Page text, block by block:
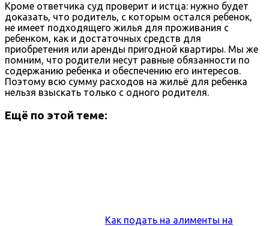
Кроме ответчика суд проверит и истца: нужно будет
доказать, что родитель, с которым остался ребенок,
не имеет подходящего жилья для проживания с
ребенком, как и достаточных средств для
приобретения или аренды пригодной квартиры. Мы же
помним, что родители несут равные обязанности по
содержанию ребенка и обеспечению его интересов.
Поэтому всю сумму расходов на жильё для ребенка
нельзя взыскать только с одного родителя.
Ещё по этой теме:
Как подать на алименты на